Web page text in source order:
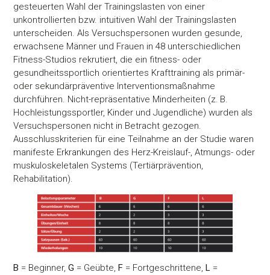
gesteuerten Wahl der Trainingslasten von einer
unkontrollierten bzw. intuitiven Wahl der Trainingslasten
unterscheiden. Als Versuchspersonen wurden gesunde,
erwachsene Männer und Frauen in 48 unterschiedlichen
Fitness-Studios rekrutiert, die ein fitness- oder
gesundheitssportlich orientiertes Krafttraining als primär-
oder sekundärpräventive Interventionsmaßnahme
durchführen. Nicht-repräsentative Minderheiten (z. B.
Hochleistungssportler, Kinder und Jugendliche) wurden als
Versuchspersonen nicht in Betracht gezogen.
Ausschlusskriterien für eine Teilnahme an der Studie waren
manifeste Erkrankungen des Herz-Kreislauf-, Atmungs- oder
muskuloskeletalen Systems (Tertiärprävention,
Rehabilitation).
B = Beginner,G = Geübte,F = Fortgeschrittene,L =